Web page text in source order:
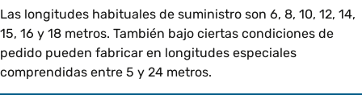
Las longitudes habituales de suministro son 6, 8, 10, 12, 14,
15, 16 y 18 metros. También bajo ciertas condiciones de
pedido pueden fabricar en longitudes especiales
comprendidas entre 5 y 24 metros.